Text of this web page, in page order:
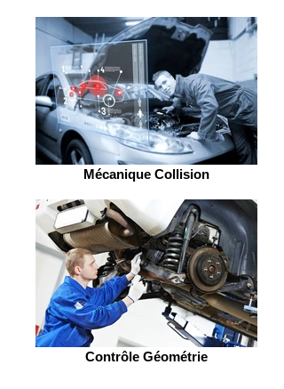
Mécanique Collision
Contrôle Géométrie